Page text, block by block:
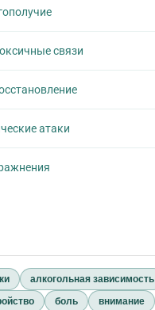
связи
атаки
алкогольная зависимость
боль
внимание